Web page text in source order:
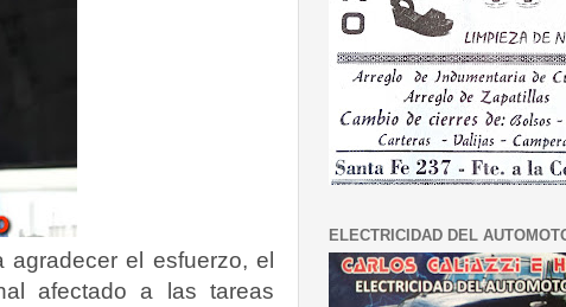
el esfuerzo, el
afectado a las tareas
ELECTRICIDAD DEL